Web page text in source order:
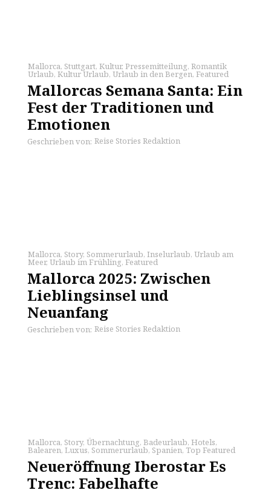
Mallorca, Stuttgart, Kultur, Pressemitteilung, Romantik
Urlaub, Kultur Urlaub, Urlaub in den Bergen, Featured
Mallorcas Semana Santa: Ein
Fest der Traditionen und
Emotionen
Geschrieben von: Reise Stories Redaktion
Mallorca, Story, Sommerurlaub, Inselurlaub, Urlaub am
Meer, Urlaub im Frühling, Featured
Mallorca 2025: Zwischen
Lieblingsinsel und
Neuanfang
Geschrieben von: Reise Stories Redaktion
Mallorca, Story, Übernachtung, Badeurlaub, Hotels,
Balearen, Luxus, Sommerurlaub, Spanien, Top Featured
Neueröffnung Iberostar Es
Trenc: Fabelhafte